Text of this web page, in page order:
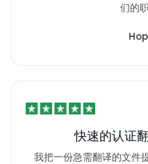
们的
快速的认证
我把一份急需翻译的文件